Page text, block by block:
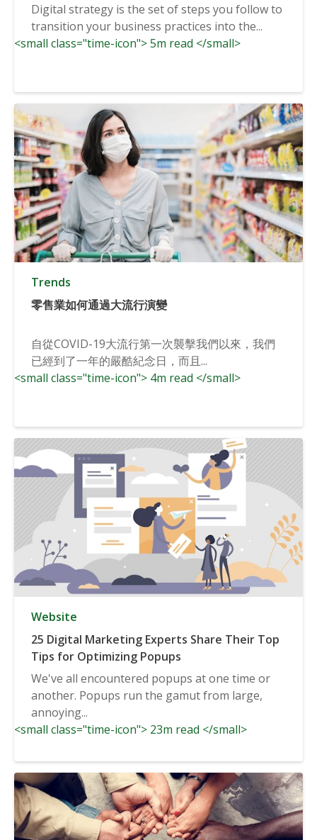
Digital strategy is the set of steps you follow to
transition your business practices into the...
<small class="time-icon"> 5m read </small>
Trends
零售業如何通過大流行演變
自從COVID-19大流行第一次襲擊我們以來，我們
已經到了一年的嚴酷紀念日，而且...
<small class="time-icon"> 4m read </small>
Website
25 Digital Marketing Experts Share Their Top
Tips for Optimizing Popups
We've all encountered popups at one time or
another. Popups run the gamut from large,
annoying...
<small class="time-icon"> 23m read </small>